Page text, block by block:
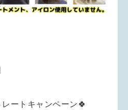
ートキャンペーン🍀